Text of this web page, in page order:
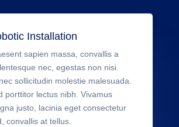
Installation
sapien massa, convallis a
nec, egestas non nisi.
sollicitudin molestie malesuada.
porttitor lectus nibh. Vivamus
justo, lacinia eget consectetur
convallis at tellus.